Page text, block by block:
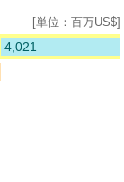
[単位：百万US$]
4,021